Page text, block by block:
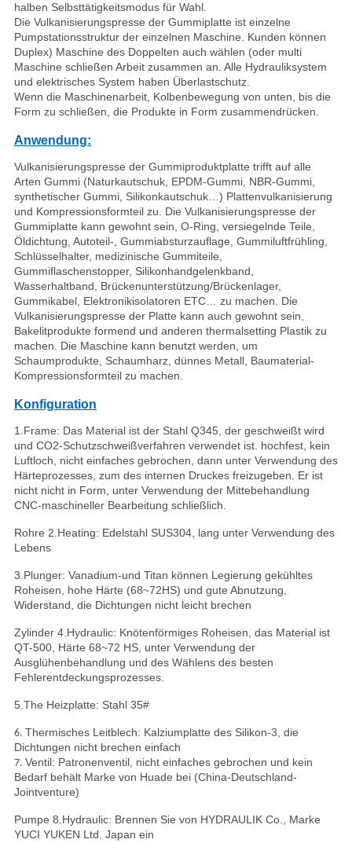
halben Selbsttätigkeitsmodus für Wahl.
Die Vulkanisierungspresse der Gummiplatte ist einzelne
Pumpstationsstruktur der einzelnen Maschine. Kunden können
Duplex) Maschine des Doppelten auch wählen (oder multi
Maschine schließen Arbeit zusammen an. Alle Hydrauliksystem
und elektrisches System haben Überlastschutz.
Wenn die Maschinenarbeit, Kolbenbewegung von unten, bis die
Form zu schließen, die Produkte in Form zusammendrücken.
Anwendung:
Vulkanisierungspresse der Gummiproduktplatte trifft auf alle
Arten Gummi (Naturkautschuk, EPDM-Gummi, NBR-Gummi,
synthetischer Gummi, Silikonkautschuk…) Plattenvulkanisierung
und Kompressionsformteil zu. Die Vulkanisierungspresse der
Gummiplatte kann gewohnt sein, O-Ring, versiegelnde Teile,
Öldichtung, Autoteil-, Gummiabsturzauflage, Gummiluftfrühling,
Schlüsselhalter, medizinische Gummiteile,
Gummiflaschenstopper, Silikonhandgelenkband,
Wasserhaltband, Brückenunterstützung/Brückenlager,
Gummikabel, Elektronikisolatoren ETC… zu machen. Die
Vulkanisierungspresse der Platte kann auch gewohnt sein,
Bakelitprodukte formend und anderen thermalsetting Plastik zu
machen. Die Maschine kann benutzt werden, um
Schaumprodukte, Schaumharz, dünnes Metall, Baumaterial-
Kompressionsformteil zu machen.
Konfiguration
1.Frame: Das Material ist der Stahl Q345, der geschweißt wird
und CO2-Schutzschweißverfahren verwendet ist. hochfest, kein
Luftloch, nicht einfaches gebrochen, dann unter Verwendung des
Härteprozesses, zum des internen Druckes freizugeben. Er ist
nicht nicht in Form, unter Verwendung der Mittebehandlung
CNC-maschineller Bearbeitung schließlich.
Rohre 2.Heating: Edelstahl SUS304, lang unter Verwendung des
Lebens
3.Plunger: Vanadium-und Titan können Legierung gekühltes
Roheisen, hohe Härte (68~72HS) und gute Abnutzung,
Widerstand, die Dichtungen nicht leicht brechen
Zylinder 4.Hydraulic: Knötenförmiges Roheisen, das Material ist
QT-500, Härte 68~72 HS, unter Verwendung der
Ausglühenbehandlung und des Wählens des besten
Fehlerentdeckungsprozesses.
5.The Heizplatte: Stahl 35#
6. Thermisches Leitblech: Kalziumplatte des Silikon-3, die
Dichtungen nicht brechen einfach
7. Ventil: Patronenventil, nicht einfaches gebrochen und kein
Bedarf behält Marke von Huade bei (China-Deutschland-
Jointventure)
Pumpe 8.Hydraulic: Brennen Sie von HYDRAULIK Co., Marke
YUCI YUKEN Ltd. Japan ein